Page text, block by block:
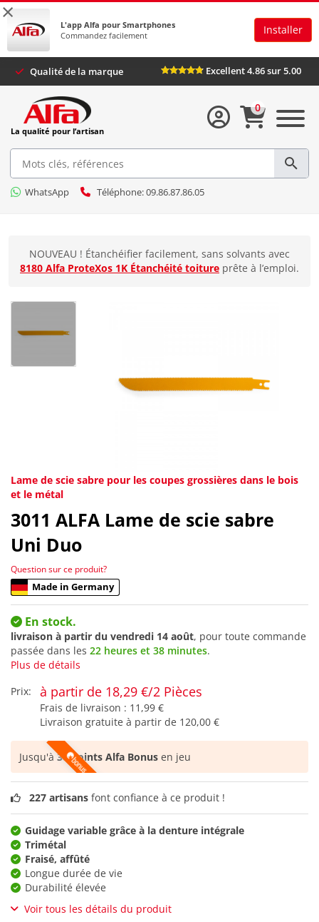
×
L'app Alfa pour Smartphones
Commandez facilement
Installer
Qualité de la marque Excellent 4.86 sur 5.00
La qualité pour l’artisan
WhatsApp Téléphone: 09.86.87.86.05
0
NOUVEAU ! Étanchéifier facilement, sans solvants avec
8180 Alfa ProteXos 1K Étanchéité toiture prête à l’emploi.
Lame de scie sabre pour les coupes grossières dans le bois
et le métal
3011 ALFA Lame de scie sabre
Uni Duo
Question sur ce produit?
Made in Germany
En stock.
livraison à partir du vendredi 14 août, pour toute commande
passée dans les 22 heures et 38 minutes.
Plus de détails
Prix:
à partir de 18,29 €/2 Pièces
Frais de livraison : 11,99 €
Livraison gratuite à partir de 120,00 €
Jusqu'à38 points Alfa Bonus en jeu
227 artisans font confiance à ce produit !
Guidage variable grâce à la denture intégrale
Trimétal
Fraisé, affûté
Longue durée de vie
Durabilité élevée
Voir tous les détails du produit